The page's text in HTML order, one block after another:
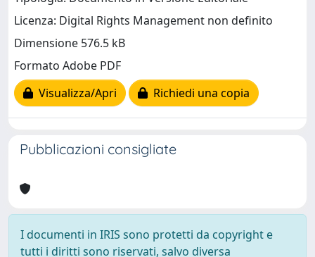
Licenza: Digital Rights Management non definito
Dimensione 576.5 kB
Formato Adobe PDF
Visualizza/Apri
Richiedi una copia
Pubblicazioni consigliate
I documenti in IRIS sono protetti da copyright e
tutti i diritti sono riservati, salvo diversa